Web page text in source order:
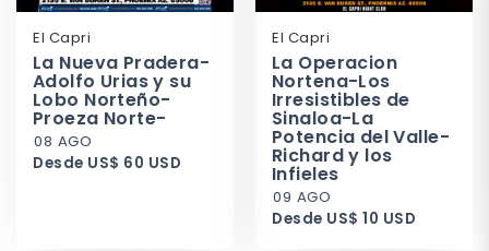
El Capri
La Nueva Pradera-
Adolfo Urias y su
Lobo Norteño-
Proeza Norte-
08 AGO
Desde US$ 60 USD
El Capri
La Operacion
Nortena-Los
Irresistibles de
Sinaloa-La
Potencia del Valle-
Richard y los
Infieles
09 AGO
Desde US$ 10 USD